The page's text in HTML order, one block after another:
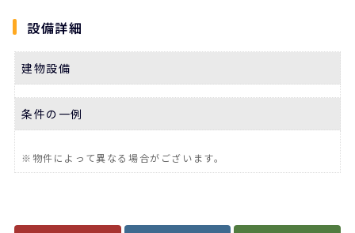
設備詳細
建物設備
条件の一例
※物件によって異なる場合がございます。